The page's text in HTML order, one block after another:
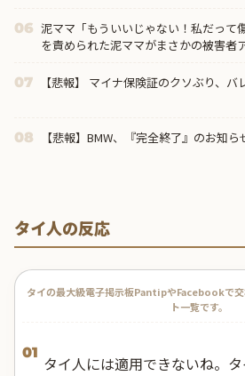
06 泥ママ「もういいじゃない！私だっ
を責められた泥ママがまさかの被害者
07 【悲報】 マイナ保険証のクソぶり、
08 【悲報】BMW、『完全終了』のお知
タイ人の反応
タイの最大級電子掲示板PantipやFacebookで
ト一覧です。
01
タイ人には適用できないね。